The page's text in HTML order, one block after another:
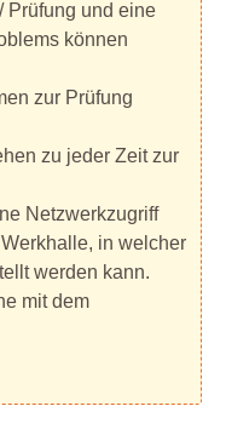
Prüfung und eine
können
zur Prüfung
zu jeder Zeit zur
Netzwerkzugriff
in welcher
werden kann.
mit dem